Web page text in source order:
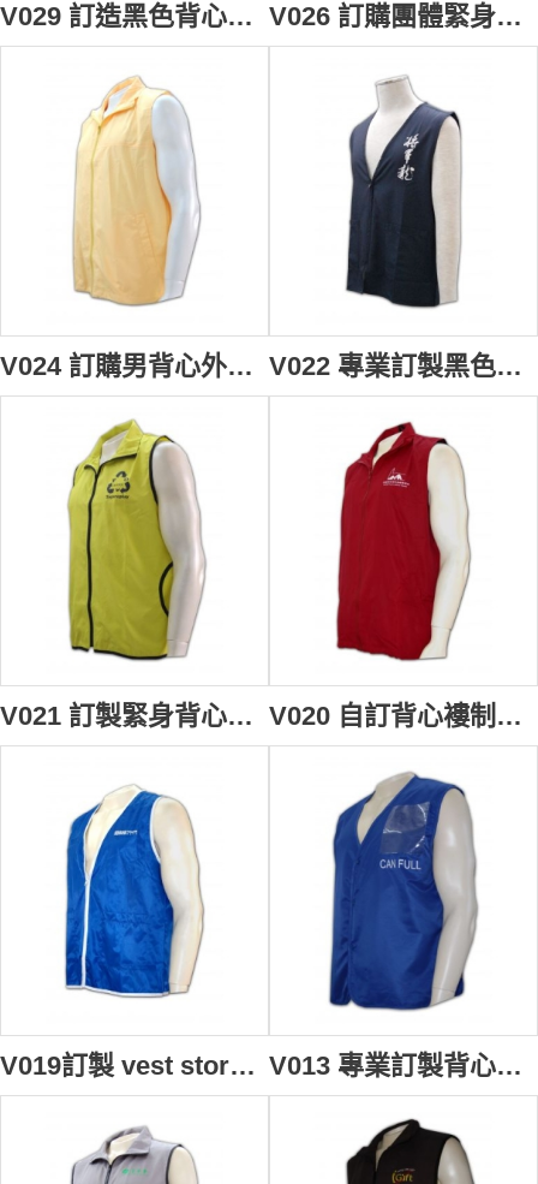
V029 訂造黑色背心褸 訂購團體活動背心外套 設計背心款式 vest order vest jacket 男 背心 背心供應商HK V026 訂購團體緊身背心 設計男背心外套 waistcoat online 量身訂製背心褸 背心供應商
V024 訂購男背心外套 safety vest 背心外套 襯 訂造團體純色背心褸 背心外套批發 V022 專業訂製黑色男背心褸 訂購團體開胸背心外套 設計背心款式 cheap vest vest design 背心批發商
V021 訂製緊身背心男背心外套 diy vest waistcoat online 背心外套中心 設計背心褸批發商 V020 自訂背心褸制服 設計男背心外套款式 宗教選舉 廟會寄付 背心外套製衣廠HK
V019訂製 vest store 背心男 vest company 訂購團體背心褸 製造背心外套專門店 V013 專業訂製背心外套 safety vest 背心外套 襯 男裝背心褸 背心專門店 政府部門 緊急調動背心